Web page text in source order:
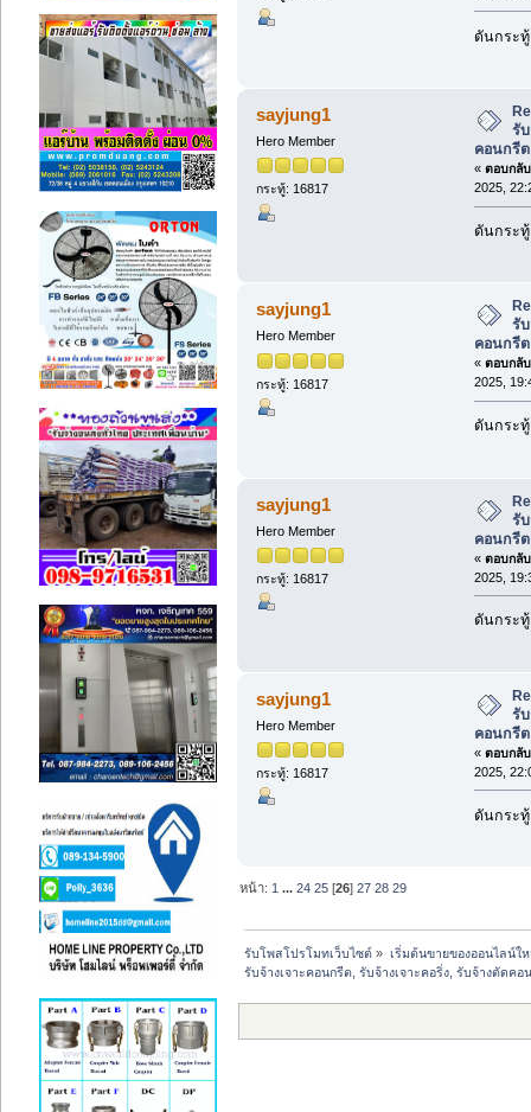
ดันกระ
sayjung1
Hero Member
กระทู้: 16817
รับ
คอนกรีต
« ตอบกลั
2025,
ดันกระ
sayjung1
Hero Member
กระทู้: 16817
รับ
คอนกรีต
« ตอบกลั
2025,
ดันกระ
sayjung1
Hero Member
กระทู้: 16817
รับ
คอนกรีต
« ตอบกลั
2025,
ดันกระ
sayjung1
Hero Member
กระทู้: 16817
รับ
คอนกรีต
« ตอบกลั
2025,
ดันกระ
หน้า: 1 ...24 25 [26]27 28 29
รับโพสโปรโมทเว็บไซต์ » เริ่มต้นขายของออนไลน์ใ
รับจ้างเจาะคอนกรีต, รับจ้างเจาะคอริ่ง, รับจ้างตัดคอ